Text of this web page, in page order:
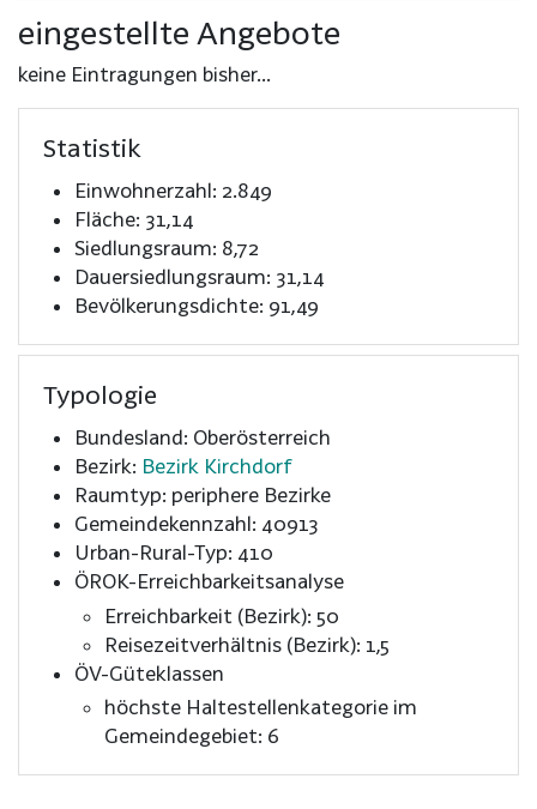
eingestellte Angebote
keine Eintragungen bisher...
Statistik
Einwohnerzahl: 2.849
Fläche: 31,14
Siedlungsraum: 8,72
Dauersiedlungsraum: 31,14
Bevölkerungsdichte: 91,49
Typologie
Bundesland: Oberösterreich
Bezirk: Bezirk Kirchdorf
Raumtyp: periphere Bezirke
Gemeindekennzahl: 40913
Urban-Rural-Typ: 410
ÖROK-Erreichbarkeitsanalyse
Erreichbarkeit (Bezirk): 50
Reisezeitverhältnis (Bezirk): 1,5
ÖV-Güteklassen
höchste Haltestellenkategorie im
Gemeindegebiet: 6